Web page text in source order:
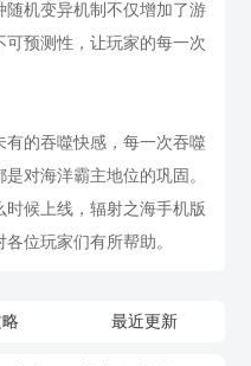
随机变异机制不仅增加了游
预测性，让玩家的每一次
的吞噬快感，每一次吞噬
对海洋霸主地位的巩固。
候上线，辐射之海手机版
位玩家们有所帮助。
最近更新